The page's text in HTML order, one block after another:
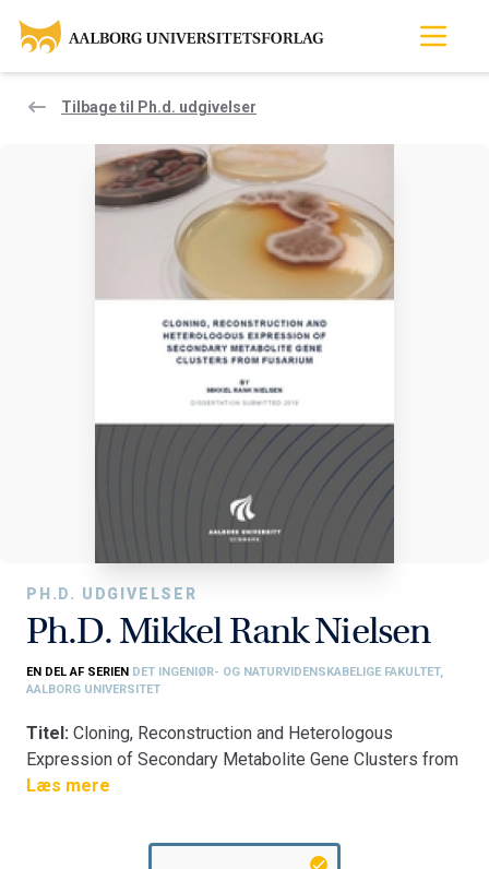
Tilbage til Ph.d. udgivelser
PH.D. UDGIVELSER
Ph.D. Mikkel Rank Nielsen
EN DEL AF SERIEN DET INGENIØR- OG NATURVIDENSKABELIGE FAKULTET,
AALBORG UNIVERSITET
Titel: Cloning, Reconstruction and Heterologous
Expression of Secondary Metabolite Gene Clusters from
Fusarium
Institut for Kemi og Biovidenskab
Læs mere